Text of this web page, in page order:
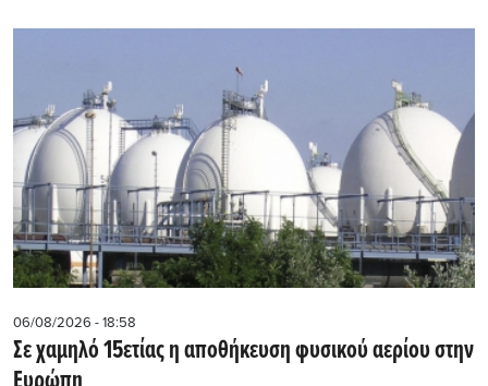
06/08/2026 - 18:58
Σε χαμηλό 15ετίας η αποθήκευση φυσικού αερίου στην